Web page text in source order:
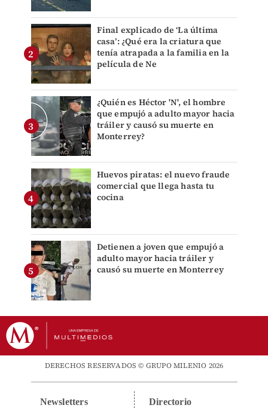
Final explicado de ‘La última
casa’: ¿Qué era la criatura que
tenía atrapada a la familia en la
película de Ne
¿Quién es Héctor 'N', el hombre
que empujó a adulto mayor hacia
tráiler y causó su muerte en
Monterrey?
Huevos piratas: el nuevo fraude
comercial que llega hasta tu
cocina
Detienen a joven que empujó a
adulto mayor hacia tráiler y
causó su muerte en Monterrey
DERECHOS RESERVADOS © GRUPO MILENIO 2026
Newsletters Directorio